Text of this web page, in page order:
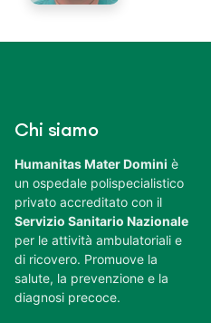
Chi siamo
Humanitas Mater Domini è
un ospedale polispecialistico
privato accreditato con il
Servizio Sanitario Nazionale
per le attività ambulatoriali e
di ricovero. Promuove la
salute, la prevenzione e la
diagnosi precoce.